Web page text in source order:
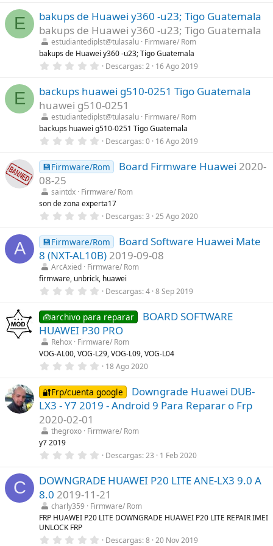
0
0
e
s
t
r
e
l
(
s
)
E
bakups de Huawei y360 -u23; Tigo Guatemala
bakups de Huawei y360 -u23; Tigo Guatemala
estudiantediplst@tulasalu Firmware/ Rom
bakups de Huawei y360 -u23; Tigo Guatemala
0
0
0
e
s
t
r
e
l
a
(
s
Descargas 2 16 Ago 2019
E
backups huawei g510-0251 Tigo Guatemala
huawei g510-0251
estudiantediplst@tulasalu Firmware/ Rom
backups huawei g510-0251 Tigo Guatemala
0
0
0
e
t
r
e
l
a
(
s
)
Descargas 0 16 Ago 2019
💾Firmware/Rom Board Firmware Huawei 2020-
08-25
saintdx Firmware/ Rom
son de zona experta17
0
0
0
e
s
t
e
l
a
(
s
)
Descargas 3 25 Ago 2020
A 💾Firmware/Rom
Board Software Huawei Mate
8 (NXT-AL10B) 2019-09-08
ArcAxied Firmware/ Rom
firmware, unbrick, huawei
0
0
0
e
s
t
r
e
l
a
(
s
)
Descargas 4 8 Sep 2019
🧰archivo para reparar
BOARD SOFTWARE
HUAWEI P30 PRO
Rehox Firmware/ Rom
VOG-AL00, VOG-L29, VOG-L09, VOG-L04
0
0
0
e
s
e
a
(
s
)
18 Ago 2020
🔐Frp/cuenta google
Downgrade Huawei DUB-
LX3 - Y7 2019 - Android 9 Para Reparar o Frp
2020-02-01
thegroxo Firmware/ Rom
y7 2019
0
0
0
e
s
t
r
e
Descargas 23 1 Feb 2020
C
DOWNGRADE HUAWEI P20 LITE ANE-LX3 9.0 A
8.0 2019-11-21
charly359
Firmware/ Rom
FRP HUAWEI P20 LITE DOWNGRADE HUAWEI P20 LITE REPAIR IMEI
UNLOCK FRP
0 Descargas 8 20 Nov 2019